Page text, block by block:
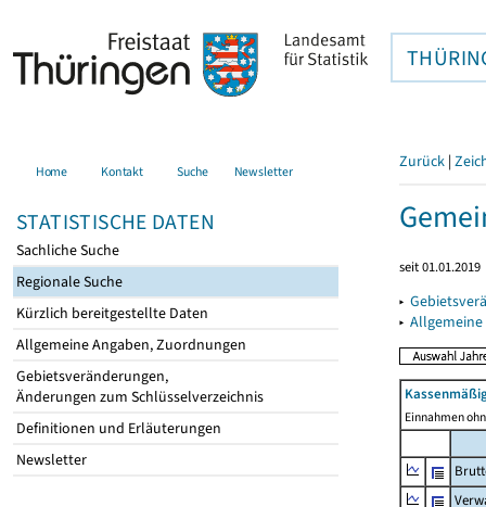
Home Kontakt Suche Newsletter
STATISTISCHE DATEN
Sachliche Suche
Regionale Suche
Kürzlich bereitgestellte Daten
Allgemeine Angaben, Zuordnungen
Gebietsveränderungen,
Änderungen zum Schlüsselverzeichnis
Definitionen und Erläuterungen
Newsletter
Zurück |
seit 01.01.2019
▸
▸
Einnahmen